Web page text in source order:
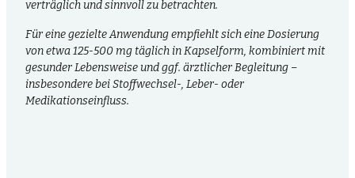
verträglich und sinnvoll zu betrachten.
Für eine gezielte Anwendung empfiehlt sich eine Dosierung
von etwa 125-500 mg täglich in Kapselform, kombiniert mit
gesunder Lebensweise und ggf. ärztlicher Begleitung –
insbesondere bei Stoffwechsel-, Leber- oder
Medikationseinfluss.